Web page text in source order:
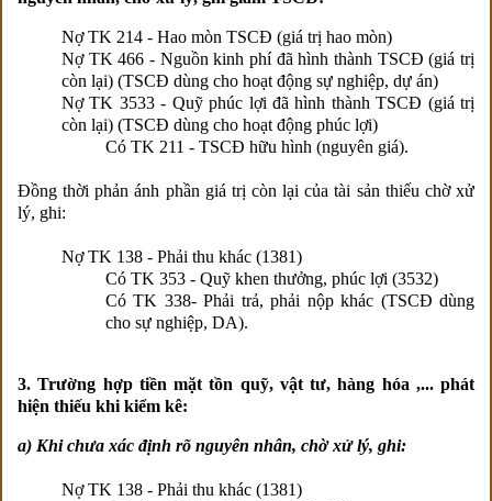
Nợ TK 214 - Hao mòn TSCĐ (giá trị hao mòn)
Nợ TK 466 - Nguồn kinh phí đã hình thành TSCĐ (giá trị
còn lại) (TSCĐ dùng cho hoạt động sự nghiệp, dự án)
Nợ TK 3533 - Quỹ phúc lợi đã hình thành TSCĐ (giá trị
còn lại) (TSCĐ dùng cho hoạt động phúc lợi)
Có TK 211 - TSCĐ hữu hình (nguyên giá).
Đồng thời phản ánh phần giá trị còn lại của tài sản thiếu chờ xử
lý, ghi:
Nợ TK 138 - Phải thu khác (1381)
Có TK 353 - Quỹ khen thưởng, phúc lợi (3532)
Có TK 338- Phải trả, phải nộp khác (TSCĐ dùng
cho sự nghiệp, DA).
3. Trường hợp tiền mặt tồn quỹ, vật tư, hàng hóa ,... phát
hiện thiếu khi kiểm kê:
a) Khi chưa xác định rõ nguyên nhân, chờ xử lý, ghi:
Nợ TK 138 - Phải thu khác (1381)